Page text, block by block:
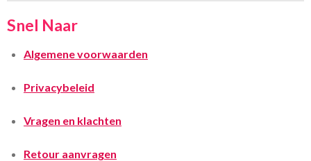
Snel Naar
Algemene voorwaarden
Privacybeleid
Vragen en klachten
Retour aanvragen